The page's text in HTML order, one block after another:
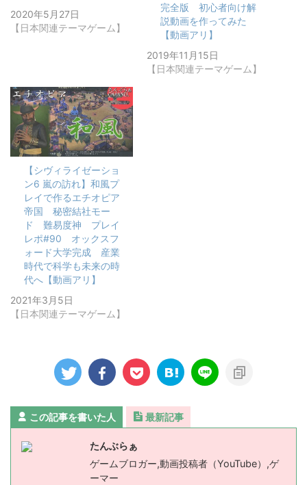
2020年5月27日
【日本関連テーマゲーム】
完全版 初心者向け解
説動画を作ってみた
【動画アリ】
2019年11月15日
【日本関連テーマゲーム】
【シヴィライゼーショ
ン6 嵐の訪れ】和風プ
レイで作るエチオピア
帝国 秘密結社モー
ド 難易度神 プレイ
レポ#90 オックスフ
ォード大学完成 産業
時代で科学も未来の時
代へ【動画アリ】
2021年3月5日
【日本関連テーマゲーム】
この記事を書いた人 最新記事
たんぶらぁ
ゲームブロガー,動画投稿者（YouTube）,ゲ
ーマー